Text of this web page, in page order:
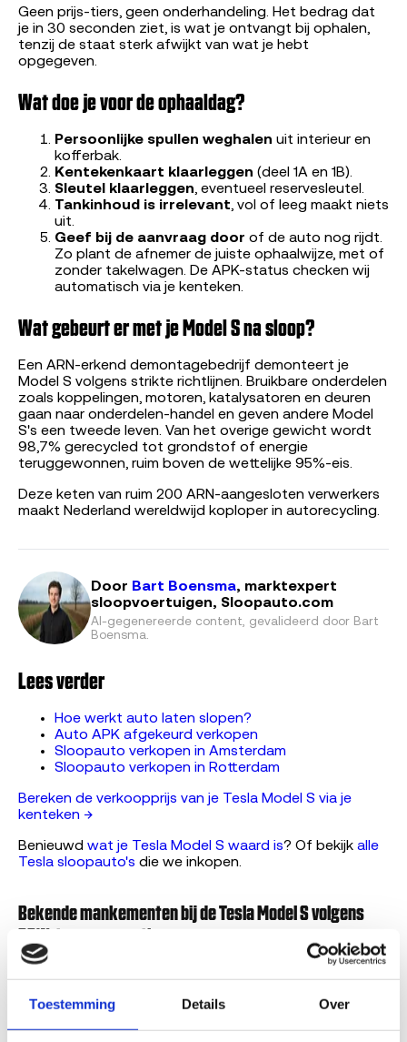
Toestemming Details Over
Geen prijs-tiers, geen onderhandeling. Het bedrag dat
je in 30 seconden ziet, is wat je ontvangt bij ophalen,
tenzij de staat sterk afwijkt van wat je hebt
opgegeven.
Wat doe je voor de ophaaldag?
Persoonlijke spullen weghalen uit interieur en
kofferbak.
Kentekenkaart klaarleggen (deel 1A en 1B).
Sleutel klaarleggen, eventueel reservesleutel.
Tankinhoud is irrelevant, vol of leeg maakt niets
uit.
Geef bij de aanvraag door of de auto nog rijdt.
Zo plant de afnemer de juiste ophaalwijze, met of
zonder takelwagen. De APK-status checken wij
automatisch via je kenteken.
Wat gebeurt er met je Model S na sloop?
Een ARN-erkend demontagebedrijf demonteert je
Model S volgens strikte richtlijnen. Bruikbare onderdelen
zoals koppelingen, motoren, katalysatoren en deuren
gaan naar onderdelen-handel en geven andere Model
S's een tweede leven. Van het overige gewicht wordt
98,7% gerecycled tot grondstof of energie
teruggewonnen, ruim boven de wettelijke 95%-eis.
Deze keten van ruim 200 ARN-aangesloten verwerkers
maakt Nederland wereldwijd koploper in autorecycling.
Door Bart Boensma, marktexpert
sloopvoertuigen, Sloopauto.com
AI-gegenereerde content, gevalideerd door Bart
Boensma
Lees verder
Hoe werkt auto laten slopen?
Auto APK afgekeurd verkopen
Sloopauto verkopen in Amsterdam
Sloopauto verkopen in Rotterdam
Bereken de verkoopprijs van je Tesla Model S via je
kenteken →
Benieuwd wat je Tesla Model S waard is? Of bekijk alle
Tesla sloopauto's die we inkopen.
Bekende mankementen bij de Tesla Model S volgens
RDW-terugroepacties
voren. Een terugroepactie betekent niet dat jouw auto